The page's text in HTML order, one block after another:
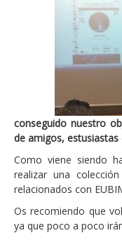
conseguido nuestro
de amigos,
Como viene siendo
realizar una
relacionados con
Os recomiendo que
ya que poco a poco